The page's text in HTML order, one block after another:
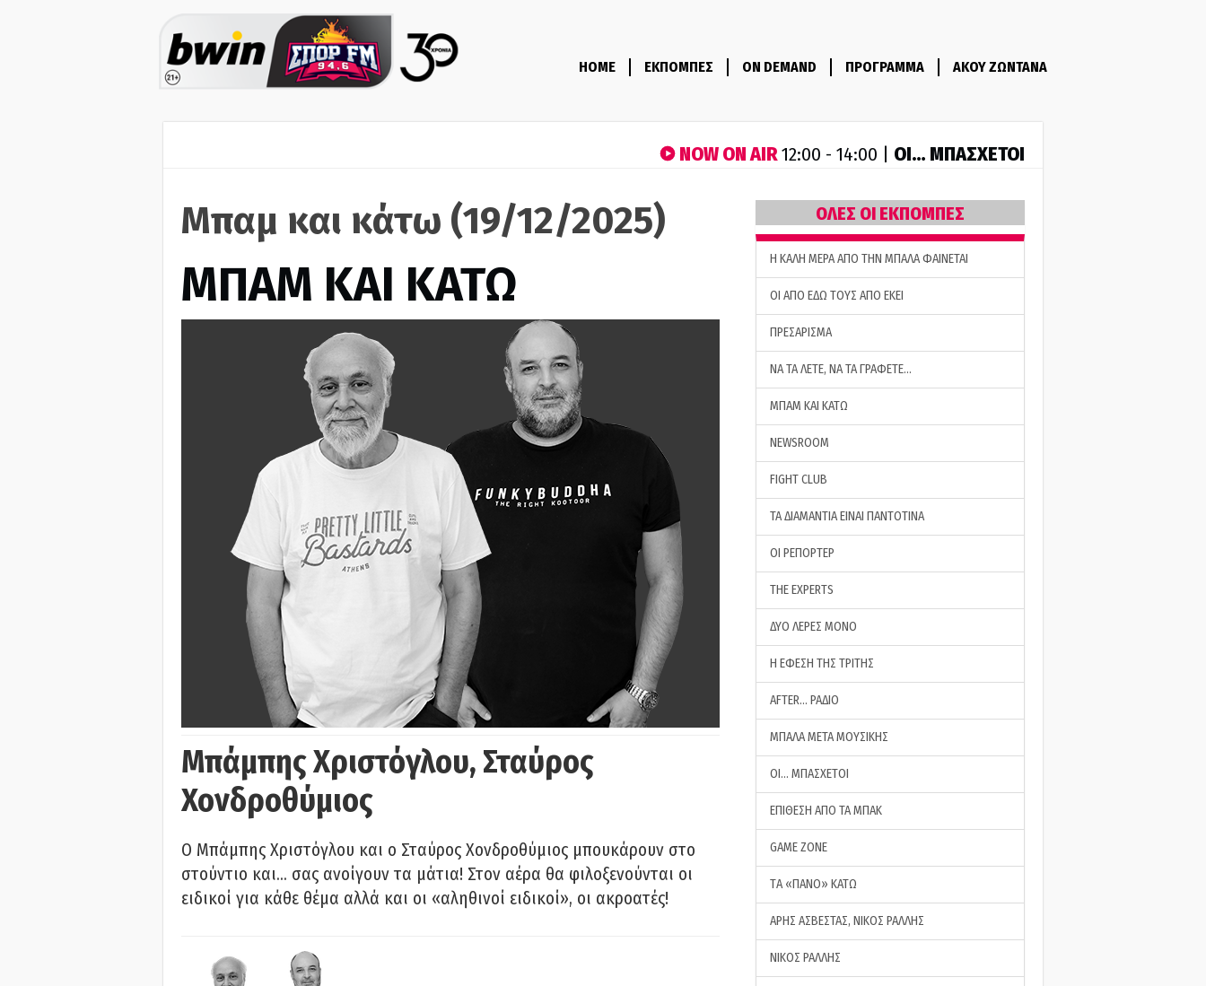
HOME ΕΚΠΟΜΠΕΣ ON DEMAND ΠΡΟΓΡΑΜΜΑ ΑΚΟΥ ΖΩΝΤΑΝΑ
NOW ON AIR12:00 - 14:00 | ΟΙ… ΜΠΑΣΧΕΤΟΙ
Μπαμ και κάτω (19/12/2025)
ΜΠΑΜ ΚΑΙ ΚΑΤΩ
Μπάμπης Χριστόγλου, Σταύρος
Χονδροθύμιος
O Μπάμπης Χριστόγλου και ο Σταύρος Χονδροθύμιος μπουκάρουν στο
στούντιο και… σας ανοίγουν τα μάτια! Στον αέρα θα φιλοξενούνται οι
ειδικοί για κάθε θέμα αλλά και οι «αληθινοί ειδικοί», οι ακροατές!
ΟΛΕΣ ΟΙ ΕΚΠΟΜΠΕΣ
H ΚΑΛΗ ΜΕΡΑ ΑΠΟ ΤΗΝ ΜΠΑΛΑ ΦΑΙΝΕΤΑΙ
ΟΙ ΑΠΟ ΕΔΩ ΤΟΥΣ ΑΠΟ ΕΚΕΙ
ΠΡΕΣΑΡΙΣΜΑ
ΝΑ ΤΑ ΛΕΤΕ, ΝΑ ΤΑ ΓΡΑΦΕΤΕ…
ΜΠΑΜ ΚΑΙ ΚΑΤΩ
NEWSROOM
FIGHT CLUB
ΤΑ ΔΙΑΜΑΝΤΙΑ ΕΙΝΑΙ ΠΑΝΤΟΤΙΝΑ
ΟΙ ΡΕΠΟΡΤΕΡ
THE EXPERTS
ΔΥΟ ΛΕΡΕΣ ΜΟΝΟ
Η ΕΦΕΣΗ ΤΗΣ ΤΡΙΤΗΣ
AFTER… ΡΑΔΙΟ
ΜΠΑΛΑ ΜΕΤΑ ΜΟΥΣΙΚΗΣ
ΟΙ… ΜΠΑΣΧΕΤΟΙ
ΕΠΙΘΕΣΗ ΑΠΟ ΤΑ ΜΠΑΚ
GAME ZONE
ΤA «ΠΑΝΟ» ΚΑΤΩ
ΑΡΗΣ ΑΣΒΕΣΤΑΣ, ΝΙΚΟΣ ΡΑΛΛΗΣ
ΝΙΚΟΣ ΡΑΛΛΗΣ